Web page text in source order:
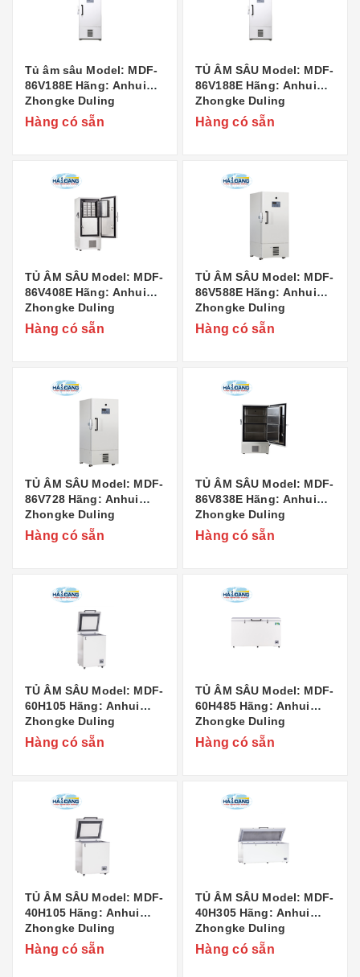
Tủ âm sâu Model: MDF-
86V188E Hãng: Anhui
Zhongke Duling
Commercial Appliance
Co..,Ltd Xuất xứ: Trung
Hàng có sẵn
TỦ ÂM SÂU Model: MDF-
86V188E Hãng: Anhui
Zhongke Duling
Commercial Appliance
Co..,Ltd Xuất xứ: Trung
Hàng có sẵn
TỦ ÂM SÂU Model: MDF-
86V408E Hãng: Anhui
Zhongke Duling
Commercial Appliance
Co..,Ltd Xuất xứ: Trung
Hàng có sẵn
TỦ ÂM SÂU Model: MDF-
86V588E Hãng: Anhui
Zhongke Duling
Commercial Appliance
Co..,Ltd Xuất xứ: Trung
Hàng có sẵn
TỦ ÂM SÂU Model: MDF-
86V728 Hãng: Anhui
Zhongke Duling
Commercial Appliance
Co..,Ltd Xuất xứ: Trung
Hàng có sẵn
TỦ ÂM SÂU Model: MDF-
86V838E Hãng: Anhui
Zhongke Duling
Commercial Appliance
Co..,Ltd Xuất xứ: Trung
Hàng có sẵn
TỦ ÂM SÂU Model: MDF-
60H105 Hãng: Anhui
Zhongke Duling
Commercial Appliance
Co..,Ltd Xuất xứ: Trung
Hàng có sẵn
TỦ ÂM SÂU Model: MDF-
60H485 Hãng: Anhui
Zhongke Duling
Commercial Appliance
Co..,Ltd Xuất xứ: Trung
Hàng có sẵn
TỦ ÂM SÂU Model: MDF-
40H105 Hãng: Anhui
Zhongke Duling
Commercial Appliance
Co..,Ltd Xuất xứ: Trung
Hàng có sẵn
TỦ ÂM SÂU Model: MDF-
40H305 Hãng: Anhui
Zhongke Duling
Commercial Appliance
Co..,Ltd Xuất xứ: Trung
Hàng có sẵn